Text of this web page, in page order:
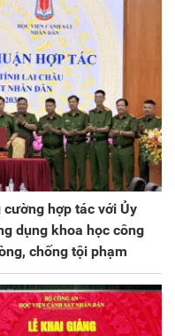
hợp tác với Ủy
dụng khoa học công
chống tội phạm